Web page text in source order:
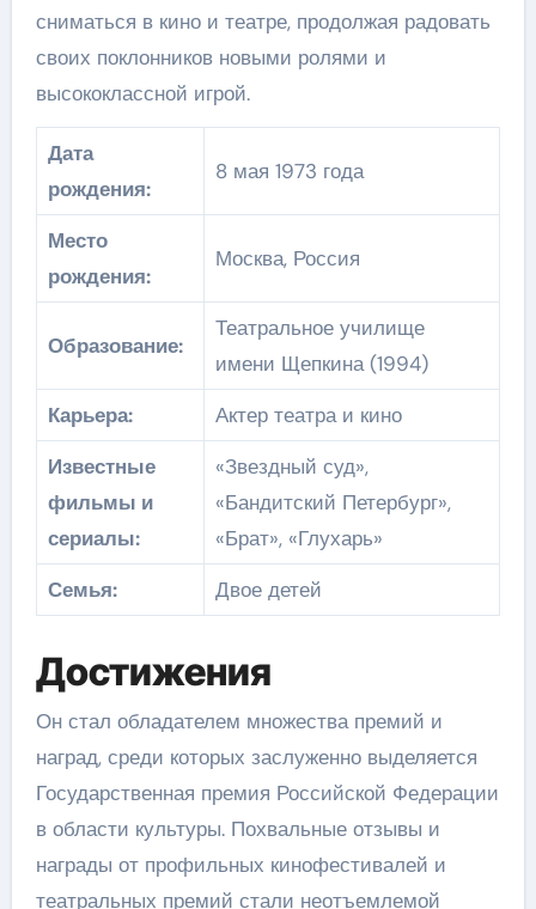
сниматься в кино и театре, продолжая радовать
своих поклонников новыми ролями и
высококлассной игрой.
Дата
рождения:
8 мая 1973 года
Место
рождения:
Москва, Россия
Образование:
Театральное училище
имени Щепкина (1994)
Карьера:
Актер театра и кино
Известные
фильмы и
сериалы:
«Звездный суд»,
«Бандитский Петербург»,
«Брат», «Глухарь»
Семья:
Двое детей
Достижения
Он стал обладателем множества премий и
наград, среди которых заслуженно выделяется
Государственная премия Российской Федерации
в области культуры. Похвальные отзывы и
награды от профильных кинофестивалей и
театральных премий стали неотъемлемой